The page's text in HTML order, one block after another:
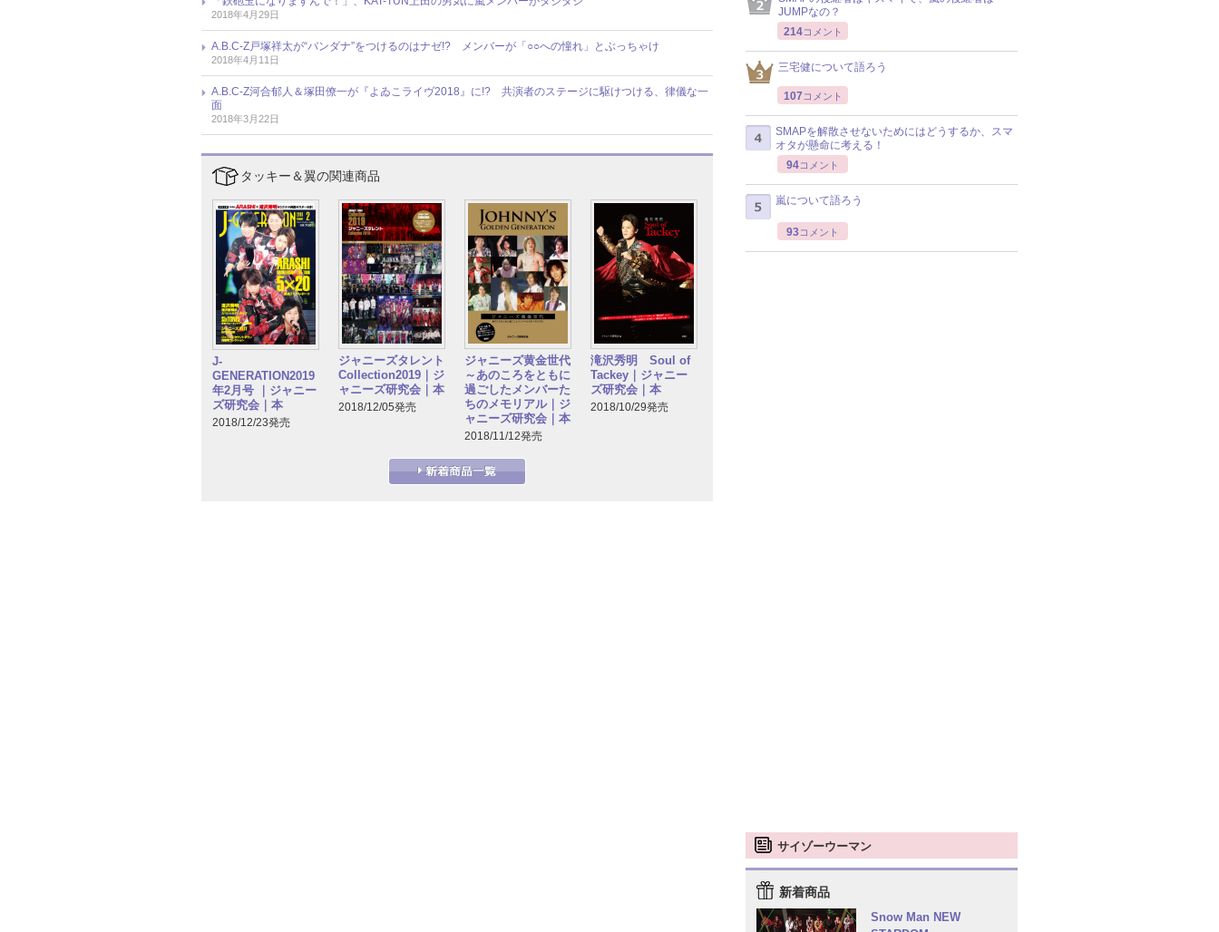
2018年4月29日
A.B.C-Z戸塚祥太が“バンダナ”をつけるのはナゼ!? メンバーが「○○への憧れ」とぶっちゃけ
2018年4月11日
A.B.C-Z河合郁人＆塚田僚一が『よゐこライヴ2018』に!? 共演者のステージに駆けつける、律儀な一
面
2018年3月22日
タッキー＆翼の関連商品
J-
GENERATION2019
年2月号 ｜ジャニー
ズ研究会｜本
2018/12/23発売
ジャニーズタレント
Collection2019｜ジ
ャニーズ研究会｜本
2018/12/05発売
ジャニーズ黄金世代
～あのころをともに
過ごしたメンバーた
ちのメモリアル｜ジ
ャニーズ研究会｜本
2018/11/12発売
滝沢秀明 Soul of
Tackey｜ジャニー
ズ研究会｜本
2018/10/29発売
JUMPなの？
214コメント
三宅健について語ろう
107 コメント
SMAPを解散させないためにはどうするか、スマ
オタが懸命に考える！
94コメント
嵐について語ろう
93コメント
サイゾーウーマン
新着商品
Snow Man NEW